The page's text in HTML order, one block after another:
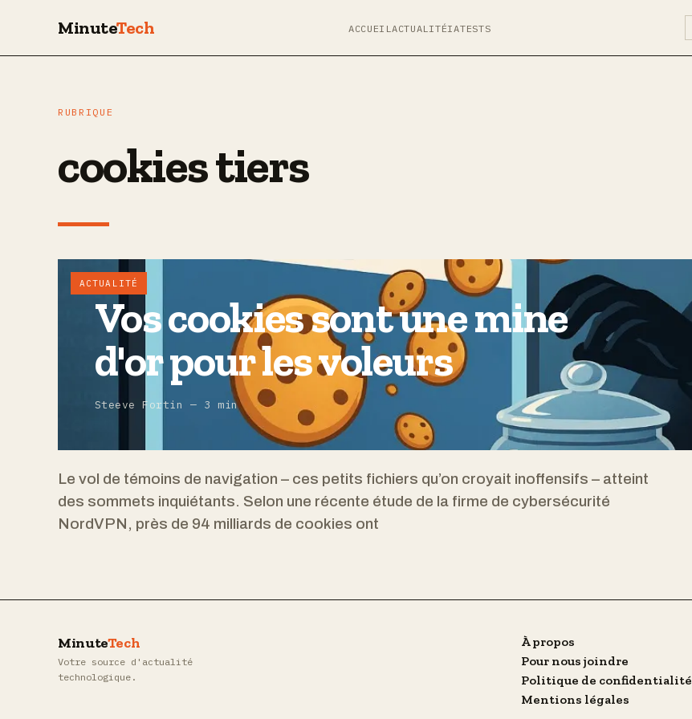
MinuteTech ACCUEILACTUALITÉIATESTS
RUBRIQUE
cookies tiers
ACTUALITÉ
Vos cookies sont une mine
d'or pour les voleurs
Steeve Fortin — 3 min
Le vol de témoins de navigation – ces petits fichiers qu’on croyait inoffensifs – atteint
des sommets inquiétants. Selon une récente étude de la firme de cybersécurité
NordVPN, près de 94 milliards de cookies ont
MinuteTech
Votre source d'actualité
technologique.
À propos
Pour nous joindre
Politique de confidentialité
Mentions légales